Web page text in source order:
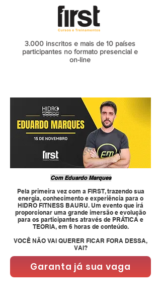
3.000 inscritos e mais de 10 países
participantes no formato presencial e
on-line
Com Eduardo Marques
Pela primeira vez com a FIRST, trazendo sua
energia, conhecimento e experiência para o
HIDRO FITNESS BAURU. Um evento que irá
proporcionar uma grande imersão e evolução
para os participantes através de PRÁTICA e
TEORIA, em 6horas de conteúdo.
VOCÊ NÃO VAI QUERER FICAR FORA DESSA,
VAI?
Garanta já sua vaga